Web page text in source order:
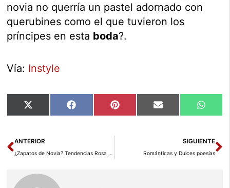
novia no querría un pastel adornado con
querubines como el que tuvieron los
príncipes en esta boda?.
Vía: Instyle
Compartir
en
X
(Twitter)
Compartir
en
Facebook Compartir
en
Pinterest Compartir
en
Email
en
Ant
ANTERIOR
¿Zapatos de Novia? Tendencias Rosa Clará
SIGUIENTE
Románticas y Dulces poesías